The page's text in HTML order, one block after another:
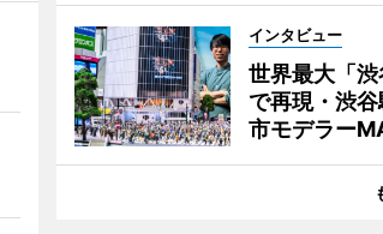
インタビュー
世界最大「
で再現・渋
市モデラー